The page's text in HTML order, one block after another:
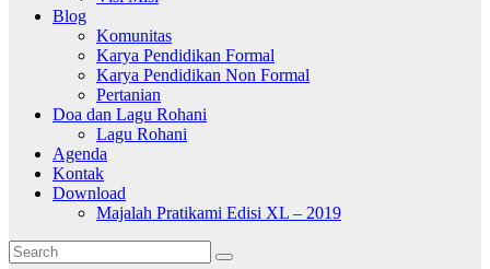
Blog
Komunitas
Karya Pendidikan Formal
Karya Pendidikan Non Formal
Pertanian
Doa dan Lagu Rohani
Lagu Rohani
Agenda
Kontak
Download
Majalah Pratikami Edisi XL – 2019